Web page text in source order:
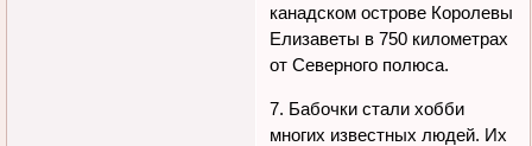
канадском острове Королевы
Елизаветы в 750 километрах
от Северного полюса.
7. Бабочки стали хобби
многих известных людей. Их